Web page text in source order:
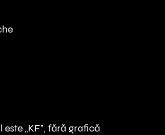
„KF”, fără grafică